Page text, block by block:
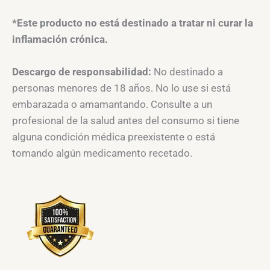
*Este producto no está destinado a tratar ni curar la
inflamación crónica.
Descargo de responsabilidad: No destinado a
personas menores de 18 años. No lo use si está
embarazada o amamantando. Consulte a un
profesional de la salud antes del consumo si tiene
alguna condición médica preexistente o está
tomando algún medicamento recetado.